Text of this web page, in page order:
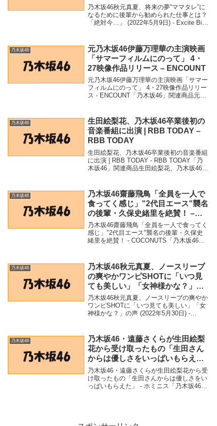
(2022年5月9日) – Excite Bit コネ
タ
乃木坂46秋元真夏、将来の夢“ママタレ”に
なるために後輩から勧められた仕事とは？
「絶対今…」 (2022年5月9日) - Excite Bit
輩から勧められ...
乃木坂46
元乃木坂46伊藤万理華の主演映画
「サマーフィルムにのって」 4・
27映像作品リリース – ENCOUNT
元乃木坂46伊藤万理華の主演映画「サマー
フィルムにのって」 4・27映像作品リリー
ス - ENCOUNT「乃木坂46」関連商品元乃
ENCOUNT 元乃木坂...
乃木坂46
生田絵梨花、乃木坂46卒業後初の
音楽番組に出演 | RBB TODAY –
RBB TODAY
生田絵梨花、乃木坂46卒業後初の音楽番組
に出演 | RBB TODAY - RBB TODAY「乃
木坂46」関連商品生田絵梨花、乃木坂46卒
後...
乃木坂46
乃木坂46齋藤飛鳥「全員を一人で
食ってく感じ」"2代目エース"襲名
の後輩・久保史緒里を絶賛！ –
COCONUTS
乃木坂46齋藤飛鳥「全員を一人で食ってく
感じ」"2代目エース"襲名の後輩・久保史
緒里を絶賛！ - COCONUTS「乃木坂46」
輩・久保史緒里を絶賛！ - COC...
乃木坂46
乃木坂46秋元真夏、ノースリーブ
の爽やかワンピSHOTに「いつ見
ても美しい」「女神様かな？」の
声 (2022年5月30日) – Excite Bit コ
ネタ
乃木坂46秋元真夏、ノースリーブの爽やか
ワンピSHOTに「いつ見ても美しい」「女
神様かな？」の声 (2022年5月30日) -
ンピSHOTに「いつ...
乃木坂46
乃木坂46・遠藤さくらが生田絵梨
花から受け取ったもの「生田さん
からは優しさをいっぱいもらえ
た」 – ホミニス
乃木坂46・遠藤さくらが生田絵梨花から受
け取ったもの「生田さんからは優しさをい
っぱいもらえた」 - ホミニス「乃木坂46」